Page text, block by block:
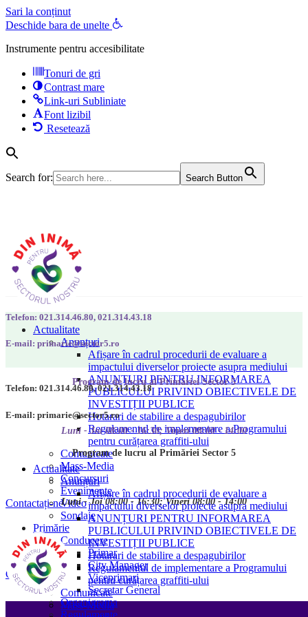
Sari la conținut
Deschide bara de unelte
Instrumente pentru accesibilitate
Tonuri de gri
Contrast mare
Link-uri Subliniate
Font lizibil
Resetează
Search for: Search Button
Actualitate
Anunțuri
Afișare în cadrul procedurii de evaluare a
impactului diverselor proiecte asupra mediului
ANUNȚURI PENTRU INFORMAREA
PUBLICULUI PRIVIND OBIECTIVELE DE
INVESTIȚII PUBLICE
Hotarari de stabilire a despagubirilor
Regulamentul de implementare a Programului
pentru curățarea graffiti-ului
Comunicate
Mass-Media
Concursuri
Evenimente
Video
Sondaje
Primărie
Conducere
Primar
City Manager
Viceprimari
Secretar General
Organigrama
Regulamente
Telefon: 021.314.46.80, 021.314.43.18
E-mail: primarie@sector5.ro
Program de lucru al Primăriei Sector 5
Luni - Joi 08:00 - 16:30; Vineri 08:00 - 14:00
Contactați-ne
Telefon: 021.314.46.80, 021.314.43.18
E-mail: primarie@sector5.ro
Program de lucru al Primăriei Sector 5
Luni - Joi 08:00 - 16:30; Vineri 08:00 - 14:00
Contactați-ne
Actualitate
Anunțuri
Afișare în cadrul procedurii de evaluare a
impactului diverselor proiecte asupra mediului
ANUNȚURI PENTRU INFORMAREA
PUBLICULUI PRIVIND OBIECTIVELE DE
INVESTIȚII PUBLICE
Hotarari de stabilire a despagubirilor
Regulamentul de implementare a Programului
pentru curățarea graffiti-ului
Comunicate
Mass-Media